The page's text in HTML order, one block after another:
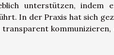
unterstützen, indem
In der Praxis hat sich